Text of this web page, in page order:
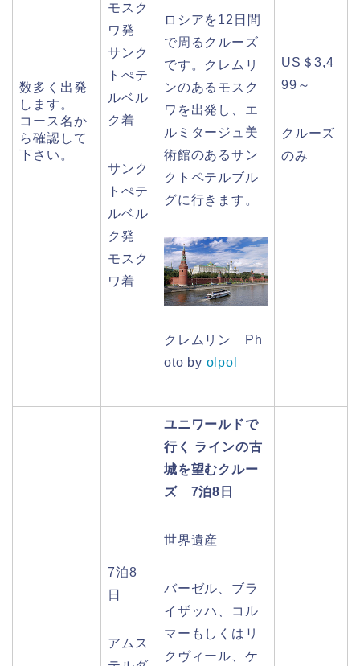
数多く出発
します。
コース名か
ら確認して
下さい。
モスク
ワ発
サンク
トぺテ
ルベル
ク着
サンク
トぺテ
ルベル
ク発
モスク
ワ着
ロシアを12日間
で周るクルーズ
です。クレムリ
ンのあるモスク
ワを出発し、エ
ルミタージュ美
術館のあるサン
クトペテルブル
グに行きます。
クレムリン Ph
oto by olpol
US＄3,4
99～
クルーズ
のみ
7泊8
日
アムス
ユニワールドで
行く ラインの古
城を望むクルー
ズ 7泊8日
世界遺産
バーゼル、ブラ
イザッハ、コル
マーもしくはリ
クヴィール、ケ